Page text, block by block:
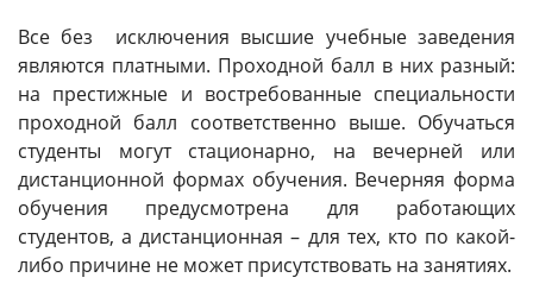
Все без исключения высшие учебные заведения
являются платными. Проходной балл в них разный:
на престижные и востребованные специальности
проходной балл соответственно выше. Обучаться
студенты могут стационарно, на вечерней или
дистанционной формах обучения. Вечерняя форма
обучения предусмотрена для работающих
студентов, а дистанционная – для тех, кто по какой-
либо причине не может присутствовать на занятиях.